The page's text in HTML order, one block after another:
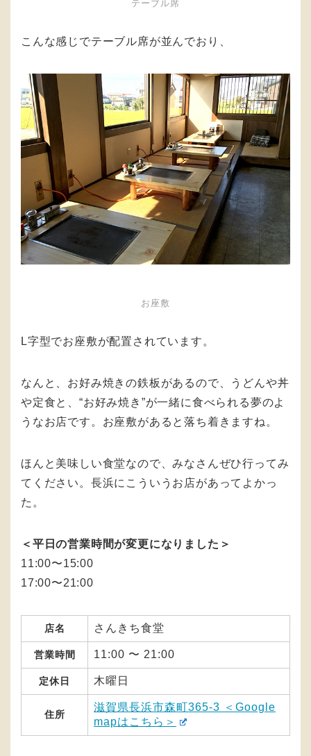
テーブル席
こんな感じでテーブル席が並んでおり、
お座敷
L字型でお座敷が配置されています。
なんと、お好み焼きの鉄板があるので、うどんや丼
や定食と、“お好み焼き”が一緒に食べられる夢のよ
うなお店です。お座敷があると落ち着きますね。
ほんと美味しい食堂なので、みなさんぜひ行ってみ
てください。長浜にこういうお店があってよかっ
た。
＜平日の営業時間が変更になりました＞
11:00〜15:00
17:00〜21:00
店名 さんきち食堂
営業時間 11:00 〜 21:00
定休日 木曜日
住所
滋賀県長浜市森町365-3 ＜Google
mapはこちら＞